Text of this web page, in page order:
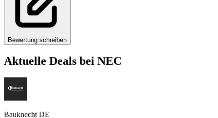
Bewertung schreiben
Aktuelle Deals bei NEC
Bauknecht DE